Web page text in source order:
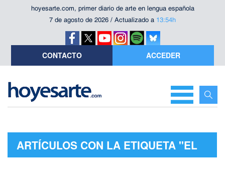
hoyesarte.com, primer diario de arte en lengua española
7 de agosto de 2026 / Actualizado a 13:54h
CONTACTO ACCEDER
ARTÍCULOS CON LA ETIQUETA "EL